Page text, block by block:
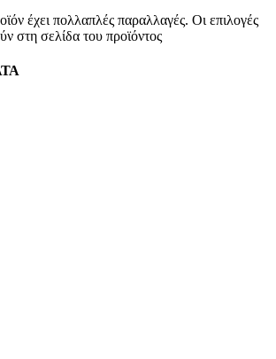
έχει πολλαπλές παραλλαγές. Οι επιλογές
στη σελίδα του προϊόντος